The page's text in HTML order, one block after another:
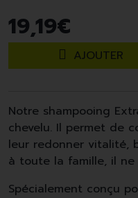
19,19€
AJOUTER
Notre shampooing
chevelu. Il permet de
leur redonner vitalité,
à toute la famille, il ne
Spécialement conçu